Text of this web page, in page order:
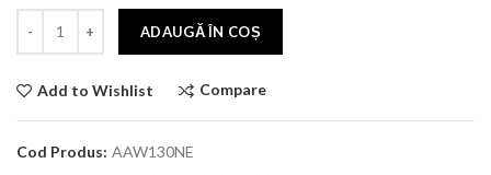
ADAUGĂ ÎN COȘ
Add to Wishlist Compare
Cod Produs: AAW130NE